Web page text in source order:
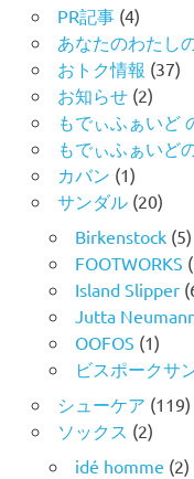
PR記事(4)
あなたのわたし
おトク情報 (37)
お知らせ(2)
もでぃふぁいど
もでぃふぁいど
カバン (1)
サンダル(20)
Birkenstock(5)
FOOTWORKS
Island Slipper
Jutta
OOFOS (1)
ビスポークサ
シューケア (119)
ソックス (2)
idé homme (2)